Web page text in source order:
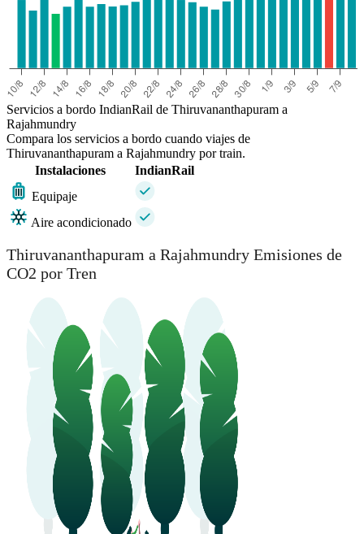
Servicios a bordo IndianRail de Thiruvananthapuram a
Rajahmundry
Compara los servicios a bordo cuando viajes de
Thiruvananthapuram a Rajahmundry por train.
Instalaciones
IndianRail
Equipaje
Aire acondicionado
Thiruvananthapuram a Rajahmundry Emisiones de
CO2 por Tren